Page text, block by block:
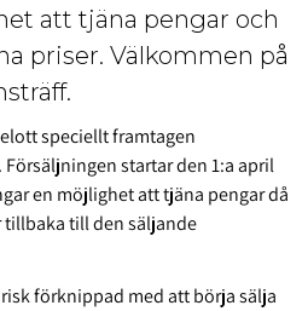
att tjäna pengar och
priser. Välkommen på
speciellt framtagen
startar den 1:a april
en möjlighet att tjäna pengar då
till den säljande
förknippad med att börja sälja